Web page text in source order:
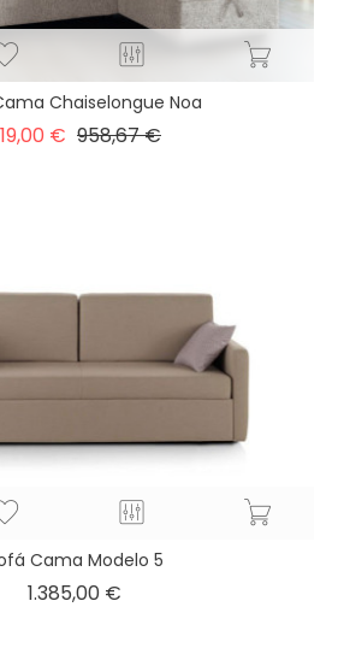
Chaiselongue Noa
€ Precio
958,67 €Precio
Cama Modelo 5
1.385,00 €